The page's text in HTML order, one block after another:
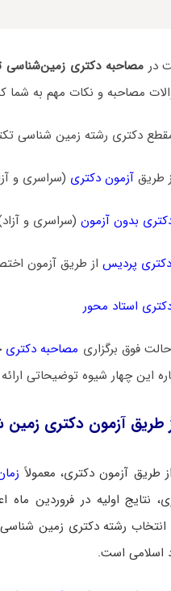
درمصاحبه دکتری زمین‌شناسی
مصاحبه و نکات مهم به
دکتری رشته زمین ‌شناسی
آزمون دکتری (سراسری و
بدون آزمون(سراسری و
دکتری پردیساز طریق آزمون
استاد محور
فوق برگزاری مصاحبه دکتری
این چهار شیوه توضیحاتی
طریق آزمون دکتری زمین
طریق آزمون دکتری، معمولاً
نتایج اولیه در فروردین ماه
انتخاب رشته دکتری زمین ‌شناسی
اسلامی است.